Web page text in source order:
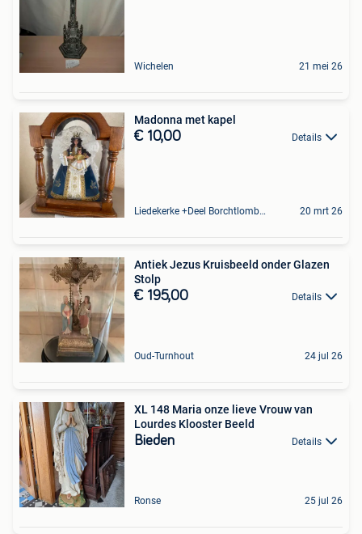
Wichelen 21 mei 26
Madonna met kapel
€ 10,00 Details
Liedekerke +Deel Borchtlombeek 20 mrt 26
Antiek Jezus Kruisbeeld onder Glazen
Stolp
€ 195,00 Details
Oud-Turnhout 24 jul 26
XL 148 Maria onze lieve Vrouw van
Lourdes Klooster Beeld
Bieden Details
Ronse 25 jul 26